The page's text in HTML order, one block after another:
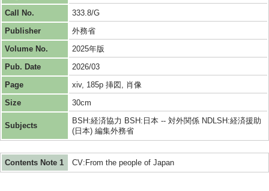
Call No.
333.8/G
Publisher
外務省
Volume No.
2025年版
Pub. Date
2026/03
Page
xiv, 185p 挿図, 肖像
Size
30cm
Subjects
BSH:経済協力 BSH:日本 -- 対外関係 NDLSH:経済援助
(日本) 編集外務省
Contents Note 1 CV:From the people of Japan